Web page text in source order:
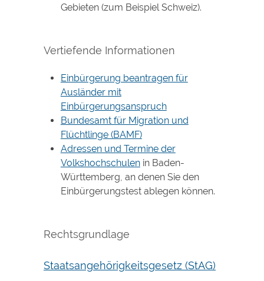
Gebieten (zum Beispiel Schweiz).
Vertiefende Informationen
Einbürgerung beantragen für
Ausländer mit
Einbürgerungsanspruch
Bundesamt für Migration und
Flüchtlinge (BAMF)
Adressen und Termine der
Volkshochschulenin Baden-
Württemberg, an denen Sie den
Einbürgerungstest ablegen können.
Rechtsgrundlage
Staatsangehörigkeitsgesetz (StAG)